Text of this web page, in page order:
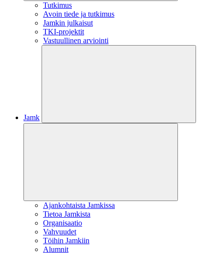
Tutkimus
Avoin tiede ja tutkimus
Jamkin julkaisut
TKI-projektit
Vastuullinen arviointi
Jamk
Ajankohtaista Jamkissa
Tietoa Jamkista
Organisaatio
Vahvuudet
Töihin Jamkiin
Alumnit